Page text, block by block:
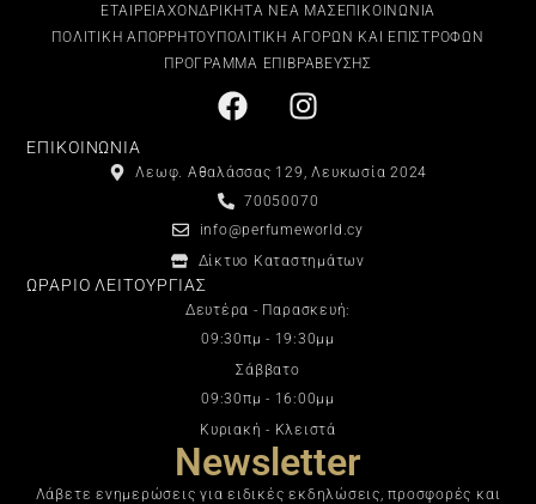
ΕΤΑΙΡΕΙΑΧΟΝΔΡΙΚΗΤΑ ΝΕΑ ΜΑΣ ΕΠΙΚΟΙΝΩΝΙΑ
ΠΟΛΙΤΙΚΗ ΑΠΟΡΡΗΤΟΥΠΟΛΙΤΙΚΗ ΑΓΟΡΩΝ ΚΑΙ ΕΠΙΣΤΡΟΦΩΝ
ΠΡΟΓΡΑΜΜΑ ΕΠΙΒΡΑΒΕΥΣΗΣ
ΕΠΙΚΟΙΝΩΝΙΑ
Λεωφ. Αθαλάσσας 129, Λευκωσία 2024
70050070
info@perfumeworld.cy
Δίκτυο Καταστημάτων
ΩΡΑΡΙΟ ΛΕΙΤΟΥΡΓΙΑΣ
Δευτέρα - Παρασκευή:
09:30πμ - 19:30μμ
Σάββατο
09:30πμ - 16:00μμ
Κυριακή - Κλειστά
Newsletter
Λάβετε ενημερώσεις για ειδικές εκδηλώσεις, προσφορές και